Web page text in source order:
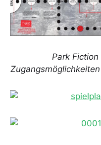
Park